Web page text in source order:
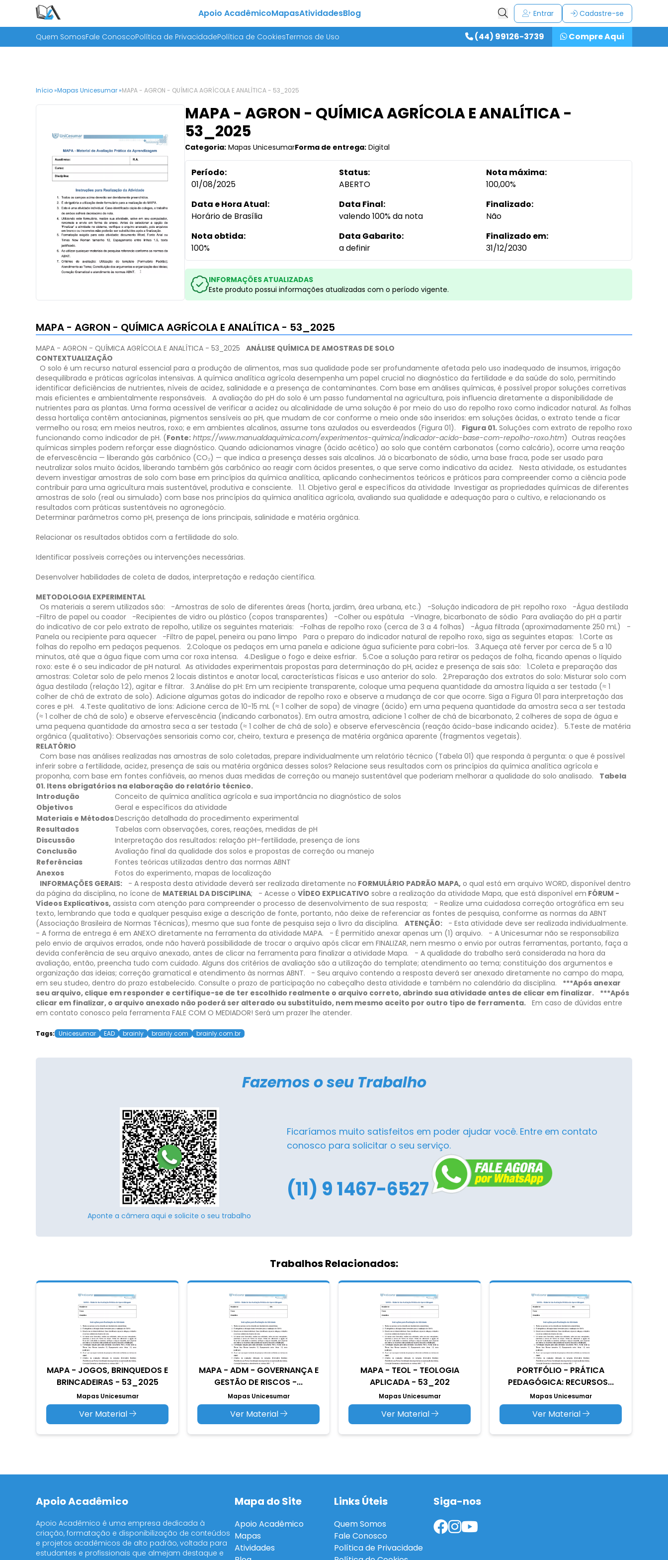
Apoio AcadêmicoMapasAtividadesBlog Entrar Cadastre-se
Quem SomosFale ConoscoPolítica de PrivacidadePolítica de CookiesTermos de Uso (44) 99126-3739 Compre Aqui
Início »Mapas Unicesumar »MAPA - AGRON - QUÍMICA AGRÍCOLA E ANALÍTICA - 53_2025
MAPA - AGRON - QUÍMICA AGRÍCOLA E ANALÍTICA -
53_2025
Categoria: Mapas UnicesumarForma de entrega: Digital
Período:
01/08/2025
Status:
ABERTO
Nota máxima:
100,00%
Data e Hora Atual:
Horário de Brasília
Data Final:
valendo 100% da nota
Finalizado:
Não
Nota obtida:
100%
Data Gabarito:
a definir
Finalizado em:
31/12/2030
INFORMAÇÕES ATUALIZADAS
Este produto possui informações atualizadas com o período vigente.
MAPA - AGRON - QUÍMICA AGRÍCOLA E ANALÍTICA - 53_2025
MAPA - AGRON - QUÍMICA AGRÍCOLA E ANALÍTICA - 53_2025
ANÁLISE QUÍMICA DE AMOSTRAS DE SOLO
CONTEXTUALIZAÇÃO
O solo é um recurso natural essencial para a produção de alimentos, mas sua qualidade pode ser profundamente afetada pelo uso inadequado de insumos, irrigação
desequilibrada e práticas agrícolas intensivas. A química analítica agrícola desempenha um papel crucial no diagnóstico da fertilidade e da saúde do solo, permitindo
identificar deficiências de nutrientes, níveis de acidez, salinidade e a presença de contaminantes. Com base em análises químicas, é possível propor soluções corretivas
mais eficientes e ambientalmente responsáveis.
A avaliação do pH do solo é um passo fundamental na agricultura, pois influencia diretamente a disponibilidade de
nutrientes para as plantas. Uma forma acessível de verificar a acidez ou alcalinidade de uma solução é por meio do uso do repolho roxo como indicador natural. As folhas
dessa hortaliça contêm antocianinas, pigmentos sensíveis ao pH, que mudam de cor conforme o meio onde são inseridos: em soluções ácidas, o extrato tende a ficar
vermelho ou rosa; em meios neutros, roxo; e em ambientes alcalinos, assume tons azulados ou esverdeados (Figura 01).
Figura 01. Soluções com extrato de repolho roxo
funcionando como indicador de pH. (Fonte: https://www.manualdaquimica.com/experimentos-quimica/indicador-acido-base-com-repolho-roxo.htm) ​Outras reações
químicas simples podem reforçar esse diagnóstico. Quando adicionamos vinagre (ácido acético) ao solo que contém carbonatos (como calcário), ocorre uma reação
de efervescência — liberando gás carbônico (CO₂) — que indica a presença desses sais alcalinos. Já o bicarbonato de sódio, uma base fraca, pode ser usado para
neutralizar solos muito ácidos, liberando também gás carbônico ao reagir com ácidos presentes, o que serve como indicativo da acidez.
Nesta atividade, os estudantes
devem investigar amostras de solo com base em princípios da química analítica, aplicando conhecimentos teóricos e práticos para compreender como a ciência pode
contribuir para uma agricultura mais sustentável, produtiva e consciente.
1.1. Objetivo geral e específicos da atividade ​Investigar as propriedades químicas de diferentes
amostras de solo (real ou simulado) com base nos princípios da química analítica agrícola, avaliando sua qualidade e adequação para o cultivo, e relacionando os
resultados com práticas sustentáveis no agronegócio.
Determinar parâmetros como pH, presença de íons principais, salinidade e matéria orgânica.
Relacionar os resultados obtidos com a fertilidade do solo.
Identificar possíveis correções ou intervenções necessárias.
Desenvolver habilidades de coleta de dados, interpretação e redação científica.
METODOLOGIA EXPERIMENTAL
Os materiais a serem utilizados são:
-Amostras de solo de diferentes áreas (horta, jardim, área urbana, etc.) -Solução indicadora de pH: repolho roxo
-Água destilada
-Filtro de papel ou coador
-Recipientes de vidro ou plástico (copos transparentes) -Colher ou espátula -Vinagre, bicarbonato de sódio ​Para avaliação do pH a partir
do indicativo de cor pelo extrato de repolho, utilize os seguintes materiais:
-Folhas de repolho roxo (cerca de 3 a 4 folhas) -Água filtrada (aproximadamente 250 mL)
-
Panela ou recipiente para aquecer
-Filtro de papel, peneira ou pano limpo Para o preparo do indicador natural de repolho roxo, siga as seguintes etapas:
1.Corte as
folhas do repolho em pedaços pequenos.
2.Coloque os pedaços em uma panela e adicione água suficiente para cobri-los.
3.Aqueça até ferver por cerca de 5 a 10
minutos, até que a água fique com uma cor roxa intensa.
4.Desligue o fogo e deixe esfriar.
5.Coe a solução para retirar os pedaços de folha, ficando apenas o líquido
roxo: este é o seu indicador de pH natural. ​As atividades experimentais propostas para determinação do pH, acidez e presença de sais são:
1.Coleta e preparação das
amostras: Coletar solo de pelo menos 2 locais distintos e anotar local, características físicas e uso anterior do solo.
2.Preparação dos extratos do solo: Misturar solo com
água destilada (relação 1:2), agitar e filtrar.
3.Análise do pH: Em um recipiente transparente, coloque uma pequena quantidade da amostra líquida a ser testada (≈ 1
colher de chá de extrato de solo). Adicione algumas gotas do indicador de repolho roxo e observe a mudança de cor que ocorre. Siga a Figura 01 para interpretação das
cores e pH.
4.Teste qualitativo de íons: Adicione cerca de 10-15 mL (≈ 1 colher de sopa) de vinagre (ácido) em uma pequena quantidade da amostra seca a ser testada
(≈ 1 colher de chá de solo) e observe efervescência (indicando carbonatos). Em outra amostra, adicione 1 colher de chá de bicarbonato, 2 colheres de sopa de água e
uma pequena quantidade da amostra seca a ser testada (≈ 1 colher de chá de solo) e observe efervescência (reação ácido-base indicando acidez).
5.Teste de matéria
orgânica (qualitativo): Observações sensoriais como cor, cheiro, textura e presença de matéria orgânica aparente (fragmentos vegetais).
RELATÓRIO
Com base nas análises realizadas nas amostras de solo coletadas, prepare individualmente um relatório técnico (Tabela 01) que responda à pergunta: o que é possível
inferir sobre a fertilidade, acidez, presença de sais ou matéria orgânica desses solos? Relacione seus resultados com os princípios da química analítica agrícola e
proponha, com base em fontes confiáveis, ao menos duas medidas de correção ou manejo sustentável que poderiam melhorar a qualidade do solo analisado.
Tabela
01. Itens obrigatórios na elaboração do relatório técnico.
Introdução
Conceito de química analítica agrícola e sua importância no diagnóstico de solos
Objetivos
Geral e específicos da atividade
Materiais e MétodosDescrição detalhada do procedimento experimental
Resultados
Tabelas com observações, cores, reações, medidas de pH
Discussão
Interpretação dos resultados: relação pH–fertilidade, presença de íons
Conclusão
Avaliação final da qualidade dos solos e propostas de correção ou manejo
Referências
Fontes teóricas utilizadas dentro das normas ABNT
Anexos
Fotos do experimento, mapas de localização
INFORMAÇÕES GERAIS:
- A resposta desta atividade deverá ser realizada diretamente no FORMULÁRIO PADRÃO MAPA, o qual está em arquivo WORD, disponível dentro
da página da disciplina, no ícone de MATERIAL DA DISCIPLINA; - Acesse o VÍDEO EXPLICATIVO sobre a realização da atividade Mapa, que está disponível em FÓRUM -
Vídeos Explicativos, assista com atenção para compreender o processo de desenvolvimento de sua resposta;
- Realize uma cuidadosa correção ortográfica em seu
texto, lembrando que toda e qualquer pesquisa exige a descrição de fonte, portanto, não deixe de referenciar as fontes de pesquisa, conforme as normas da ABNT
(Associação Brasileira de Normas Técnicas), mesmo que sua fonte de pesquisa seja o livro da disciplina.
ATENÇÃO:
- Esta atividade deve ser realizada individualmente.
- A forma de entrega é em ANEXO diretamente na ferramenta da atividade MAPA.
- É permitido anexar apenas um (1) arquivo.
- A Unicesumar não se responsabiliza
pelo envio de arquivos errados, onde não haverá possibilidade de trocar o arquivo após clicar em FINALIZAR, nem mesmo o envio por outras ferramentas, portanto, faça a
devida conferência de seu arquivo anexado, antes de clicar na ferramenta para finalizar a atividade Mapa.
- A qualidade do trabalho será considerada na hora da
avaliação, então, preencha tudo com cuidado. Alguns dos critérios de avaliação são a utilização do template; atendimento ao tema; constituição dos argumentos e
organização das ideias; correção gramatical e atendimento às normas ABNT.
- Seu arquivo contendo a resposta deverá ser anexado diretamente no campo do mapa,
em seu studeo, dentro do prazo estabelecido. Consulte o prazo de participação no cabeçalho desta atividade e também no calendário da disciplina.
***Após anexar
seu arquivo, clique em responder e certifique-se de ter escolhido realmente o arquivo correto, abrindo sua atividade antes de clicar em finalizar.
***Após
clicar em finalizar, o arquivo anexado não poderá ser alterado ou substituído, nem mesmo aceito por outro tipo de ferramenta. Em caso de dúvidas entre
em contato conosco pela ferramenta FALE COM O MEDIADOR! Será um prazer lhe atender.
Tags: Unicesumar EAD brainly brainly.com brainly.com.br
Fazemos o seu Trabalho
Aponte a câmera aqui e solicite o seu trabalho
Ficaríamos muito satisfeitos em poder ajudar você. Entre em contato
conosco para solicitar o seu serviço.
(11) 9 1467-6527
Trabalhos Relacionados:
MAPA - JOGOS, BRINQUEDOS E
BRINCADEIRAS - 53_2025
Mapas Unicesumar
Ver Material
MAPA - ADM - GOVERNANÇA E
GESTÃO DE RISCOS -...
Mapas Unicesumar
Ver Material
MAPA - TEOL - TEOLOGIA
APLICADA - 53_202
Mapas Unicesumar
Ver Material
PORTFÓLIO - PRÁTICA
PEDAGÓGICA: RECURSOS...
Mapas Unicesumar
Ver Material
Apoio Acadêmico
Apoio Acadêmico é uma empresa dedicada à
criação, formatação e disponibilização de conteúdos
e projetos acadêmicos de alto padrão, voltada para
estudantes e profissionais que almejam destaque e
Mapa do Site
Apoio Acadêmico
Mapas
Atividades
Links Úteis
Quem Somos
Fale Conosco
Política de Privacidade
Siga-nos